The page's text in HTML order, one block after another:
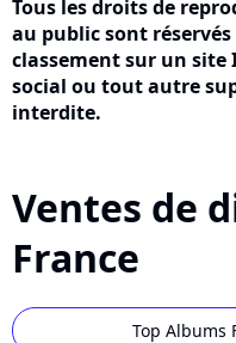
Tous les droits de
au public sont réservés
classement sur un site
social ou tout autre
interdite.
Ventes de
France
Top Albums